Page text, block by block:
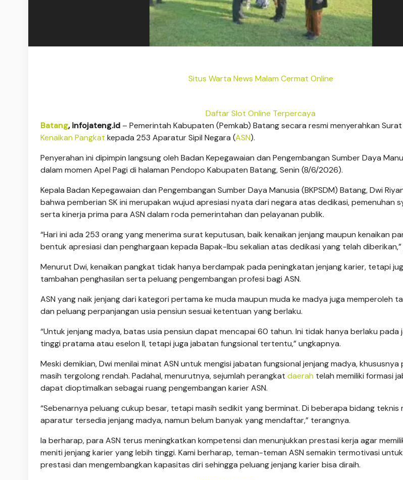
Situs Warta News Malam Cermat Online
Daftar Slot Online Terpercaya
Batang, infojateng.id – Pemerintah Kabupaten (Pemkab) Batang secara resmi menyerahkan
Kenaikan Pangkat kepada 253 Aparatur Sipil Negara (ASN).
Penyerahan ini dipimpin langsung oleh Badan Kepegawaian dan Pengembangan Sumber Daya
dalam momen Apel Pagi di halaman Pendopo Kabupaten Batang, Senin (8/6/2026).
Kepala Badan Kepegawaian dan Pengembangan Sumber Daya Manusia (BKPSDM) Batang, Dwi
bahwa pemberian SK ini merupakan wujud apresiasi nyata dari negara atas dedikasi, pemenuhan
serta kinerja prima para ASN dalam roda pemerintahan dan pelayanan publik.
“Hari ini ada 253 orang yang menerima surat keputusan, baik kenaikan jenjang maupun kenaikan
bentuk apresiasi dan penghargaan kepada Bapak-Ibu sekalian atas dedikasi yang telah diberikan,”
Menurut Dwi, kenaikan pangkat tidak hanya berdampak pada peningkatan jenjang karier, tetapi
tambahan penghasilan serta peluang pengembangan profesi bagi ASN.
ASN yang naik jenjang dari kategori pertama ke muda maupun muda ke madya juga memperoleh
dan peluang perpanjangan usia pensiun sesuai ketentuan yang berlaku.
“Untuk jenjang madya, batas usia pensiun dapat mencapai 60 tahun. Ini tidak hanya berlaku pada
tinggi pratama atau eselon II, tetapi juga jabatan fungsional tertentu,” ungkapnya.
Meski demikian, Dwi menilai minat ASN untuk mengisi jabatan fungsional jenjang madya,
masih tergolong rendah. Padahal, menurutnya, sejumlah perangkat daerah telah memiliki formasi
dapat dioptimalkan sebagai ruang pengembangan karier ASN.
“Sebenarnya peluang cukup besar, tetapi masih sedikit yang berminat. Di beberapa bidang teknis
aparatur tersedia jenjang madya, namun belum banyak yang mendaftar,” terangnya.
Ia berharap, para ASN terus meningkatkan kompetensi dan menunjukkan prestasi kerja agar
meniti jenjang karier yang lebih tinggi. Kami berharap, teman-teman ASN semakin termotivasi
prestasi dan mengembangkan kapasitas diri sehingga peluang jenjang karier bisa diraih.